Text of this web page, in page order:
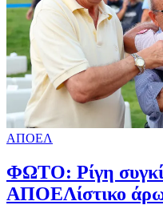
ΑΠΟΕΛ
ΦΩΤΟ: Ρίγη
ΑΠΟΕΛίστικο